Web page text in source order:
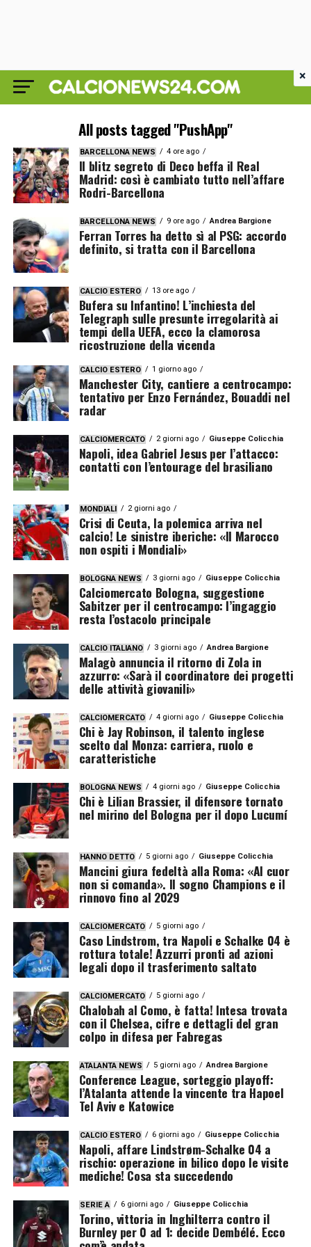
All posts tagged "PushApp"
BARCELLONA NEWS 4 ore ago
Il blitz segreto di Deco beffa il Real
Madrid: così è cambiato tutto nell’affare
Rodri-Barcellona
BARCELLONA NEWS 9 ore ago Andrea Bargione
Ferran Torres ha detto sì al PSG: accordo
definito, si tratta con il Barcellona
CALCIO ESTERO 13 ore ago
Bufera su Infantino! L’inchiesta del
Telegraph sulle presunte irregolarità ai
tempi della UEFA, ecco la clamorosa
ricostruzione della vicenda
CALCIO ESTERO 1 giorno ago
Manchester City, cantiere a centrocampo:
tentativo per Enzo Fernández, Bouaddi nel
radar
CALCIOMERCATO 2 giorni ago Giuseppe Colicchia
Napoli, idea Gabriel Jesus per l’attacco:
contatti con l’entourage del brasiliano
MONDIALI 2 giorni ago
Crisi di Ceuta, la polemica arriva nel
calcio! Le sinistre iberiche: «Il Marocco
non ospiti i Mondiali»
BOLOGNA NEWS 3 giorni ago Giuseppe Colicchia
Calciomercato Bologna, suggestione
Sabitzer per il centrocampo: l’ingaggio
resta l’ostacolo principale
CALCIO ITALIANO 3 giorni ago Andrea Bargione
Malagò annuncia il ritorno di Zola in
azzurro: «Sarà il coordinatore dei progetti
delle attività giovanili»
CALCIOMERCATO 4 giorni ago Giuseppe Colicchia
Chi è Jay Robinson, il talento inglese
scelto dal Monza: carriera, ruolo e
caratteristiche
BOLOGNA NEWS 4 giorni ago Giuseppe Colicchia
Chi è Lilian Brassier, il difensore tornato
nel mirino del Bologna per il dopo Lucumí
HANNO DETTO 5 giorni ago Giuseppe Colicchia
Mancini giura fedeltà alla Roma: «Al cuor
non si comanda». Il sogno Champions e il
rinnovo fino al 2029
CALCIOMERCATO 5 giorni ago
Caso Lindstrom, tra Napoli e Schalke 04 è
rottura totale! Azzurri pronti ad azioni
legali dopo il trasferimento saltato
CALCIOMERCATO 5 giorni ago
Chalobah al Como, è fatta! Intesa trovata
con il Chelsea, cifre e dettagli del gran
colpo in difesa per Fabregas
ATALANTA NEWS 5 giorni ago Andrea Bargione
Conference League, sorteggio playoff:
l’Atalanta attende la vincente tra Hapoel
Tel Aviv e Katowice
CALCIO ESTERO 6 giorni ago Giuseppe Colicchia
Napoli, affare Lindstrøm-Schalke 04 a
rischio: operazione in bilico dopo le visite
mediche! Cosa sta succedendo
SERIE A 6 giorni ago Giuseppe Colicchia
Torino, vittoria in Inghilterra contro il
Burnley per 0 ad 1: decide Dembélé. Ecco
×